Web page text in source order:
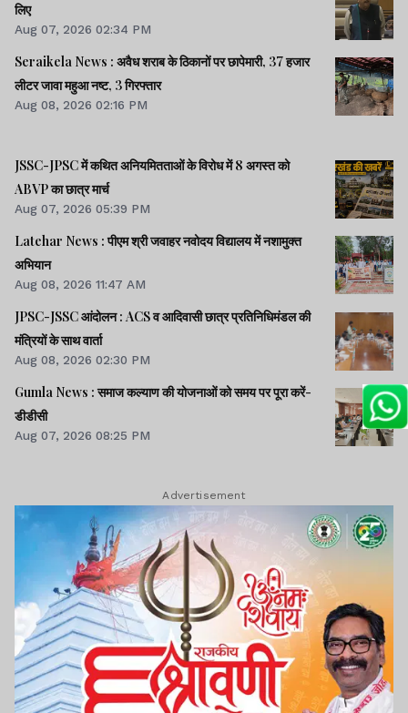
लिए
Aug 07, 2026 02:34 PM
Seraikela News : अवैध शराब के ठिकानों पर छापेमारी, 37 हजार
लीटर जावा महुआ नष्ट, 3 गिरफ्तार
Aug 08, 2026 02:16 PM
JSSC-JPSC में कथित अनियमितताओं के विरोध में 8 अगस्त को
ABVP का छात्र मार्च
Aug 07, 2026 05:39 PM
Latehar News : पीएम श्री जवाहर नवोदय विद्यालय में नशामुक्‍त
अभियान
Aug 08, 2026 11:47 AM
JPSC-JSSC आंदोलन : ACS व आदिवासी छात्र प्रतिनिधिमंडल की
मंत्रियों के साथ वार्ता
Aug 08, 2026 02:30 PM
Gumla News : समाज कल्याण की योजनाओं को समय पर पूरा करें-
डीडीसी
Aug 07, 2026 08:25 PM
Advertisement